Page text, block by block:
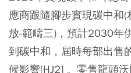
應商跟隨腳步實現碳中和
放-範疇三)，預計2030年
到碳中和，屆時每部出售
候影響[HJ2] 。零售龍頭